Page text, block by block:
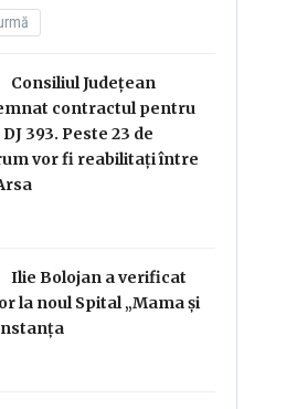
Consiliul Județean
contractul pentru
393. Peste 23 de
vor fi reabilitați între
Ilie Bolojan a verificat
la noul Spital „Mama și